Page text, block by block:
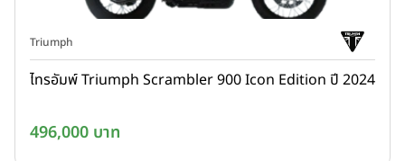
Triumph
ไทรอัมพ์ Triumph Scrambler 900 Icon Edition ปี 2024
496,000 บาท